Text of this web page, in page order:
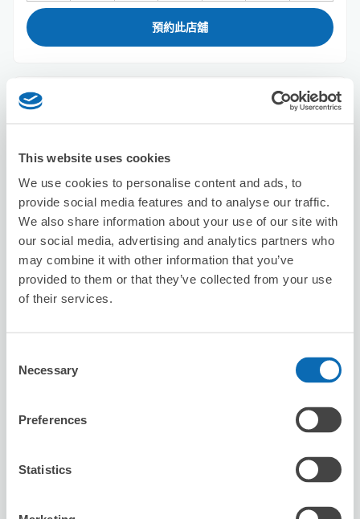
This website uses cookies
We use cookies to personalise content and ads, to
provide social media features and to analyse our traffic.
We also share information about your use of our site with
our social media, advertising and analytics partners who
may combine it with other information that you’ve
provided to them or that they’ve collected from your use
of their services.
Selection
Necessary
Preferences
Statistics
預約此店舖
Seven-Eleven Oita Higashi Omichi 2-
本日營業時間 : 關閉
可保管的行李數
8/14五